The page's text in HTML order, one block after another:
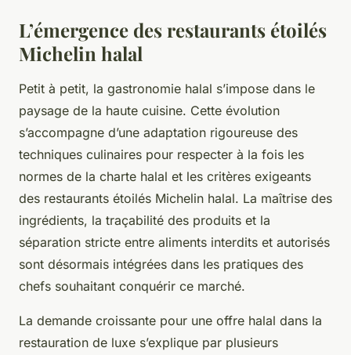
L’émergence des restaurants étoilés
Michelin halal
Petit à petit, la gastronomie halal s’impose dans le
paysage de la haute cuisine. Cette évolution
s’accompagne d’une adaptation rigoureuse des
techniques culinaires pour respecter à la fois les
normes de la charte halal et les critères exigeants
des restaurants étoilés Michelin halal. La maîtrise des
ingrédients, la traçabilité des produits et la
séparation stricte entre aliments interdits et autorisés
sont désormais intégrées dans les pratiques des
chefs souhaitant conquérir ce marché.
La demande croissante pour une offre halal dans la
restauration de luxe s’explique par plusieurs